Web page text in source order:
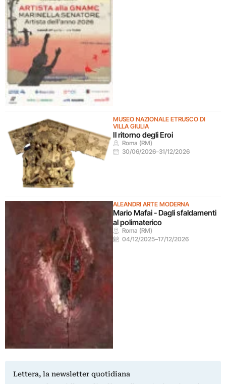
MUSEO NAZIONALE ETRUSCO DI
VILLA GIULIA
Il ritorno degli Eroi
Roma (RM)
30/06/2026–31/12/2026
ALEANDRI ARTE MODERNA
Mario Mafai - Dagli sfaldamenti
al polimaterico
Roma (RM)
04/12/2025–17/12/2026
Lettera, la newsletter quotidiana